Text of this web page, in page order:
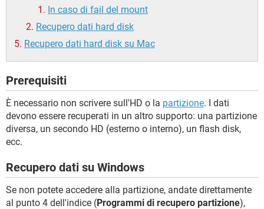
In caso di fail del mount
Recupero dati hard disk
Recupero dati hard disk su Mac
Prerequisiti
È necessario non scrivere sull'HD o la partizione. I dati
devono essere recuperati in un altro supporto: una partizione
diversa, un secondo HD (esterno o interno), un flash disk,
ecc.
Recupero dati su Windows
Se non potete accedere alla partizione, andate direttamente
al punto 4 dell'indice (Programmi di recupero partizione),